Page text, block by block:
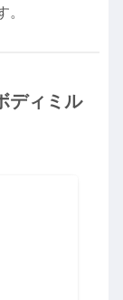
。
ディミル